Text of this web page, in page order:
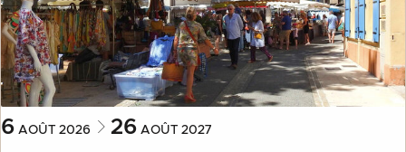
6 AOÛT 2026 26 AOÛT 2027